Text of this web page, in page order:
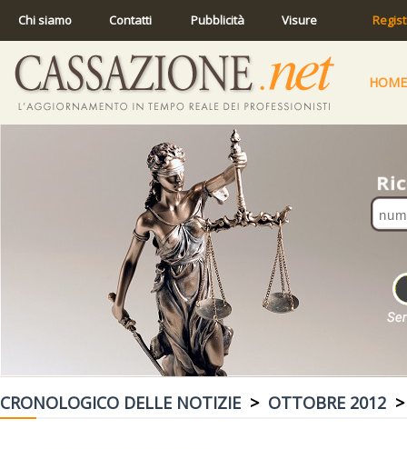
Chi siamo Contatti Pubblicità Visure
HOME
CRONOLOGICO DELLE NOTIZIE > OTTOBRE 2012